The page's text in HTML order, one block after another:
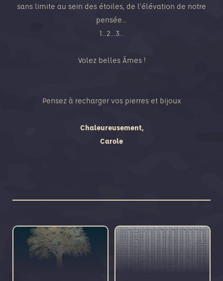
sans limite au sein des étoiles, de l’élévation de notre
pensée…
1…2…3…
Volez belles Âmes !
Pensez à recharger vos pierres et bijoux
Chaleureusement,
Carole